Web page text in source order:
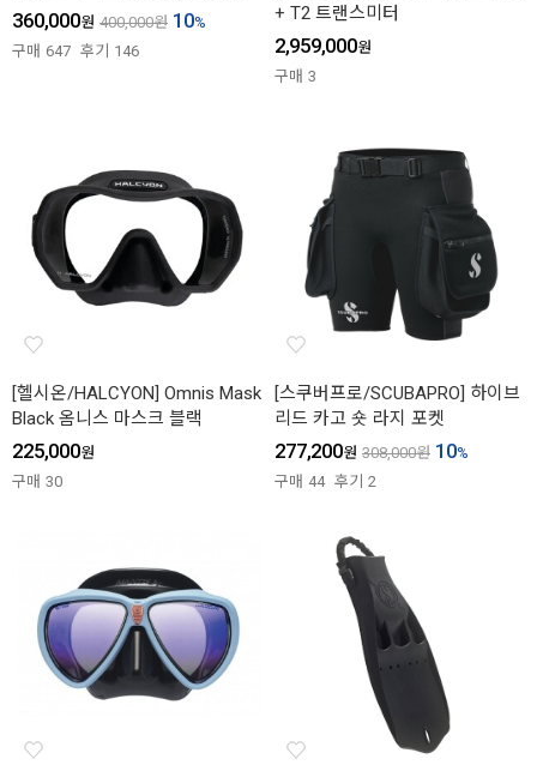
360,000원 400,000원 10%
구매 647 후기 146
+ T2 트랜스미터
2,959,000원
구매 3
[헬시온/HALCYON] Omnis Mask
Black 옴니스 마스크 블랙
225,000원
구매 30
[스쿠버프로/SCUBAPRO] 하이브
리드 카고 숏 라지 포켓
277,200원 308,000원 10%
구매 44 후기 2